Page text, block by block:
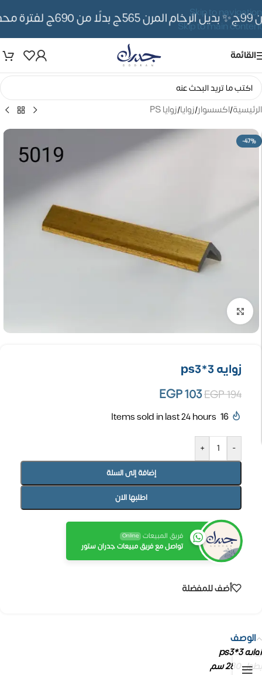
Skip to navigation
Skip to main content
✨ بديل الرخام المرن 565ج بدلًا من 690ج لفترة محدوده
القائمة
الرئيسية/اكسسوار/زوايا/زوايا PS
-47%
تكبير الصورة
زوايه ps3*3
EGP194
EGP103
16
Items sold in last 24 hours
-
+
إضافة إلى السلة
اطلبها الان
فريق المبيعات Online
تواصل مع فريق مبيعات جدران ستور
أضف للمفضلة
الوصف
زوايه ps3*3
بطول 280 سم